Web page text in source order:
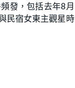
發，包括去年8月
民宿女東主觀星時